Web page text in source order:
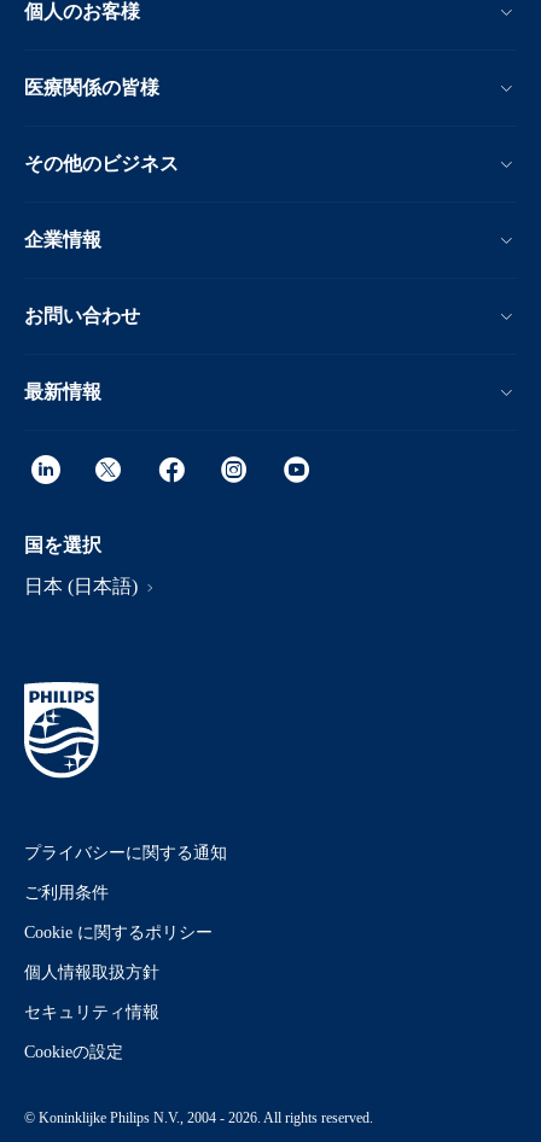
個人のお客様
医療関係の皆様
その他のビジネス
企業情報
お問い合わせ
最新情報
国を選択
日本 (日本語)
プライバシーに関する通知
ご利用条件
Cookie に関するポリシー
個人情報取扱方針
セキュリティ情報
Cookieの設定
© Koninklijke Philips N.V., 2004 - 2026. All rights reserved.